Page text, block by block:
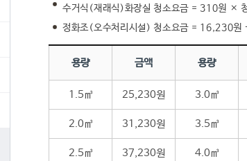
수거식(재래식)화장실 청소요금 = 310원 ×
정화조(오수처리시설) 청소요금 = 16,230
용량 금액 용량
1.5㎥ 25,230원 3.0㎥
2.0㎥ 31,230원 3.5㎥
2.5㎥ 37,230원 4.0㎥